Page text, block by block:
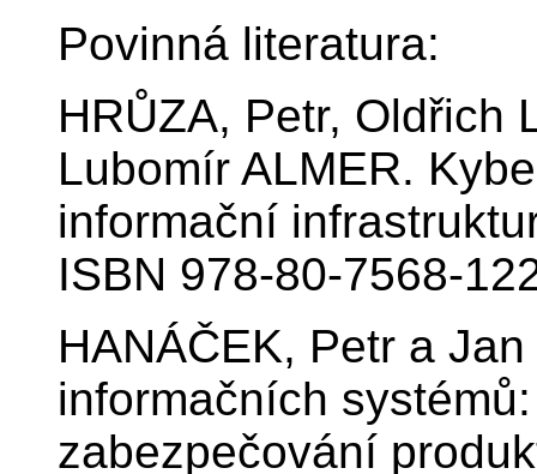
Povinná literatura:
HRŮZA, Petr, Oldřich
Lubomír ALMER.
informační
ISBN 978-80-7568-
HANÁČEK, Petr a
informačních
zabezpečování